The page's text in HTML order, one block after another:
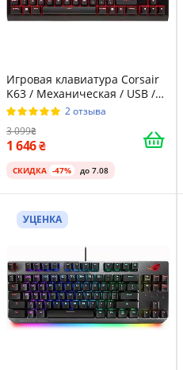
Игровая клавиатура Corsair
K63 / Механическая / USB /
Cherry MX Red / Подсветка /
ES)
2 отзыва
3 099
1 646
СКИДКА -47% до 7.08
УЦЕНКА